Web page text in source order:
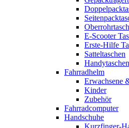
E-Scooter
Erste-Hilfe
Satteltaschen
Fahrradhelm
Erwachsene
Kinder
Zubehör
Fahrradcomputer
Handschuhe
Kurzfinger-